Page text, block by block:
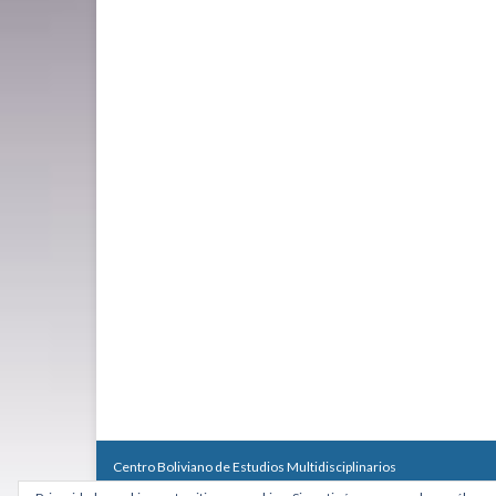
Centro Boliviano de Estudios Multidisciplinarios
Calle Macario Pinilla # 2588 esq. Av. Arce, Edificio Arcadia,